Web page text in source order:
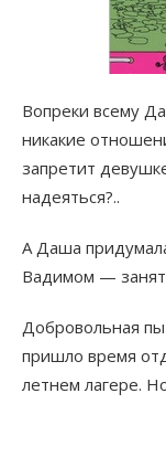
Вопреки всему
никакие
запретит
надеяться?..
А Даша
Вадимом —
Добровольная
пришло время
летнем лагере.